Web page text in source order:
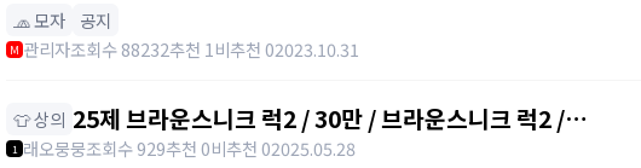
🧢 모자 공지
M 관리자조회수 88232추천 1 비추천 02023.10.31
👕 상의 25제 브라운스니크 럭2 / 30만 / 브라운스니크 럭2 /
https://open.kakao.com/o/slxtrGyh
1 래오뭉뭉조회수 929추천 0비추천 02025.05.28